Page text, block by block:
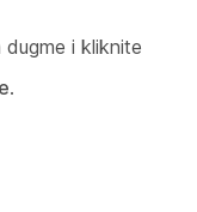
dugme i kliknite
.